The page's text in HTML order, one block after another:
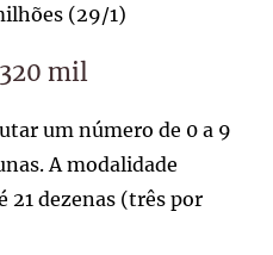
(29/1)
mil
um número de 0 a 9
A modalidade
21 dezenas (três por